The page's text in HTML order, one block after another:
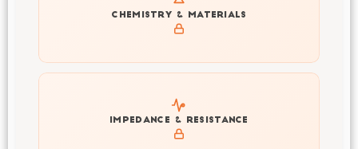
CHEMISTRY & MATERIALS
Get to know active materials for the N21700CG-50
IMPEDANCE & RESISTANCE
Explore impedance spectrum and DCIR (SOC, T) of
N21700CG-50